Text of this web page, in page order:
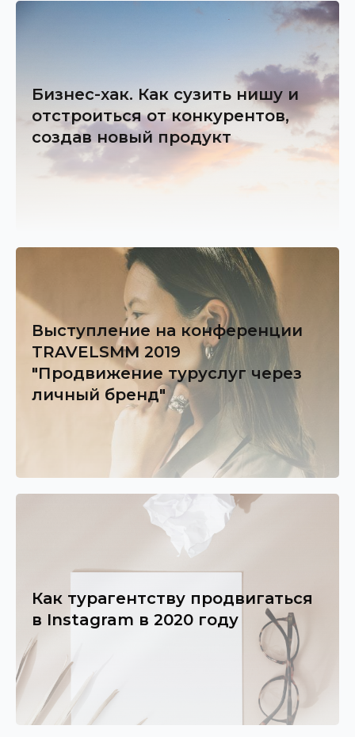
Бизнес-хак. Как сузить нишу и
отстроиться от конкурентов,
создав новый продукт
Выступление на конференции
TRAVELSMM 2019
"Продвижение туруслуг через
личный бренд"
Как турагентству продвигаться
в Instagram в 2020 году